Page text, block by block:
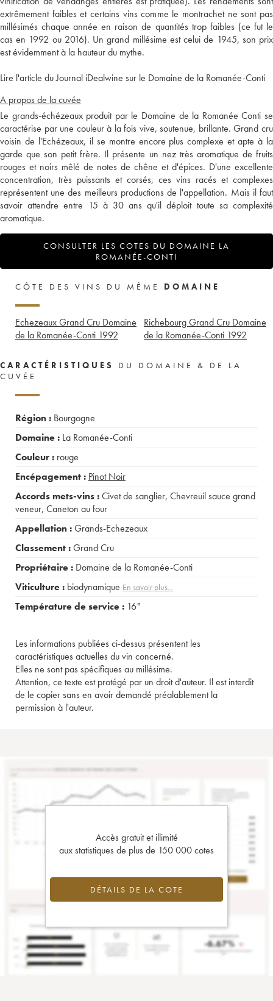
extrêmement faibles et certains vins comme le montrachet ne sont pas
millésimés chaque année en raison de quantités trop faibles (ce fut le
cas en 1992 ou 2016). Un grand millésime est celui de 1945, son prix
est évidemment à la hauteur du mythe.
Lire l'article du Journal iDealwine sur le Domaine de la Romanée-Conti
A propos de la cuvée
Le grands-échézeaux produit par le Domaine de la Romanée Conti se
caractérise par une couleur à la fois vive, soutenue, brillante. Grand cru
voisin de l'Echézeaux, il se montre encore plus complexe et apte à la
garde que son petit frère. Il présente un nez très aromatique de fruits
rouges et noirs mêlé de notes de chêne et d'épices. D'une excellente
concentration, très puissants et corsés, ces vins racés et complexes
représentent une des meilleurs productions de l'appellation. Mais il faut
savoir attendre entre 15 à 30 ans qu'il déploit toute sa complexité
aromatique.
CONSULTER LES COTES DU DOMAINE LA
ROMANÉE-CONTI
CÔTE DES VINS DU MÊME DOMAINE
Echezeaux Grand Cru Domaine
de la Romanée-Conti 1992
Richebourg Grand Cru Domaine
de la Romanée-Conti 1992
CARACTÉRISTIQUES
DU DOMAINE & DE LA
CUVÉE
Région : Bourgogne
Domaine : La Romanée-Conti
Couleur : rouge
Encépagement : Pinot Noir
Accords mets-vins :Civet de sanglier, Chevreuil sauce grand
veneur, Caneton au four
Appellation :Grands-Echezeaux
Classement :Grand Cru
Propriétaire : Domaine de la Romanée-Conti
Viticulture : biodynamique En savoir plus...
Température de service : 16°
Les informations publiées ci-dessus présentent les
caractéristiques actuelles du vin concerné.
Elles ne sont pas spécifiques au millésime.
Attention, ce texte est protégé par un droit d'auteur. Il est interdit
de le copier sans en avoir demandé préalablement la
permission à l'auteur.
Accès gratuit et illimité
aux statistiques de plus de 150 000 cotes
DÉTAILS DE LA COTE